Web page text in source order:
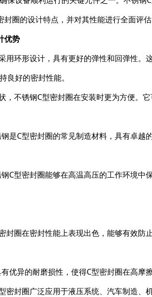
圈的设计特点，并对其性能进行全面评
优势
用环形设计，具有更好的弹性和回弹性
良好的密封性能。
，不锈钢C型密封圈在安装时更为方便。
是C型密封圈的常见制造材料，具有卓越
C型密封圈能够在高温高压的工作环境
封圈在密封性能上表现出色，能够有效
优异的耐磨损性，使得C型密封圈在高摩
密封圈广泛应用于液压系统、汽车制造